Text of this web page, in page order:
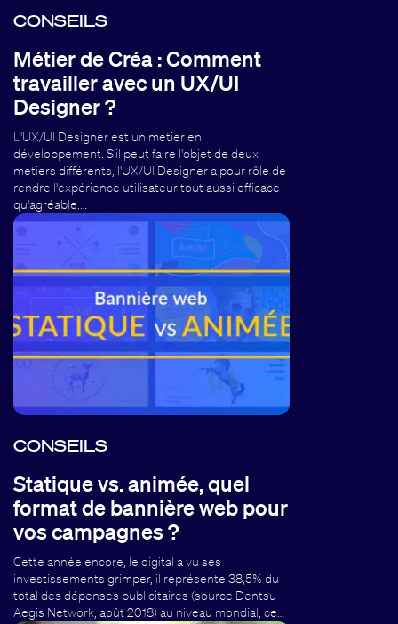
CONSEILS
Métier de Créa : Comment
travailler avec un UX/UI
Designer ?
L'UX/UI Designer est un métier en
développement. S'il peut faire l'objet de deux
métiers différents, l'UX/UI Designer a pour rôle de
rendre l'expérience utilisateur tout aussi efficace
qu'agréable.…
CONSEILS
Statique vs. animée, quel
format de bannière web pour
vos campagnes ?
Cette année encore, le digital a vu ses
investissements grimper, il représente 38,5% du
total des dépenses publicitaires (source Dentsu
Aegis Network, août 2018) au niveau mondial, ce…